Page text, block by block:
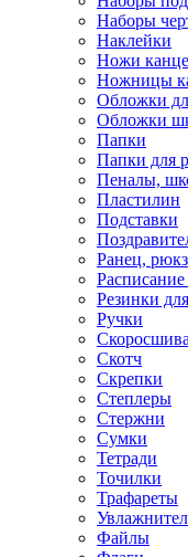
Наборы
Наклейки
Ножи
Ножницы
Обложки
Обложки
Папки
Папки для
Пеналы,
Пластилин
Подставки
Ранец,
Расписание
Резинки
Ручки
Скотч
Скрепки
Степлеры
Стержни
Сумки
Тетради
Точилки
Трафареты
Файлы